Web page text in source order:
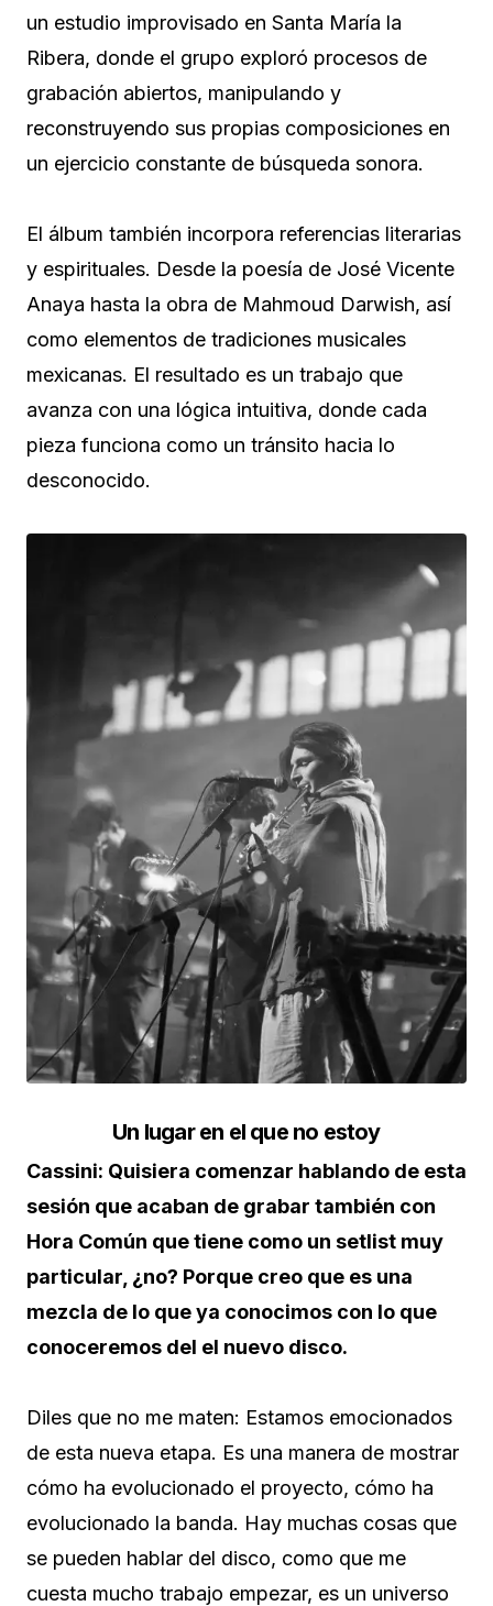
un estudio improvisado en Santa María la
Ribera, donde el grupo exploró procesos de
grabación abiertos, manipulando y
reconstruyendo sus propias composiciones en
un ejercicio constante de búsqueda sonora.
El álbum también incorpora referencias literarias
y espirituales. Desde la poesía de José Vicente
Anaya hasta la obra de Mahmoud Darwish, así
como elementos de tradiciones musicales
mexicanas. El resultado es un trabajo que
avanza con una lógica intuitiva, donde cada
pieza funciona como un tránsito hacia lo
desconocido.
Un lugar en el que no estoy
Cassini: Quisiera comenzar hablando de esta
sesión que acaban de grabar también con
Hora Común que tiene como un setlist muy
particular, ¿no? Porque creo que es una
mezcla de lo que ya conocimos con lo que
conoceremos del el nuevo disco.
Diles que no me maten: Estamos emocionados
de esta nueva etapa. Es una manera de mostrar
cómo ha evolucionado el proyecto, cómo ha
evolucionado la banda. Hay muchas cosas que
se pueden hablar del disco, como que me
cuesta mucho trabajo empezar, es un universo